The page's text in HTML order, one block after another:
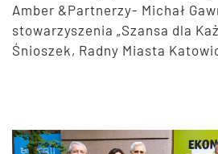
Amber &Partnerzy- Michał
stowarzyszenia „Szansa dla
Śnioszek, Radny Miasta